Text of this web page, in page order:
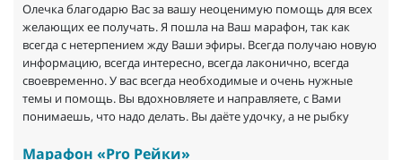
Олечка благодарю Вас за вашу неоценимую помощь для всех
желающих ее получать. Я пошла на Ваш марафон, так как
всегда с нетерпением жду Ваши эфиры. Всегда получаю новую
информацию, всегда интересно, всегда лаконично, всегда
своевременно. У вас всегда необходимые и очень нужные
темы и помощь. Вы вдохновляете и направляете, с Вами
понимаешь, что надо делать. Вы даёте удочку, а не рыбку
Марафон «Pro Рейки»